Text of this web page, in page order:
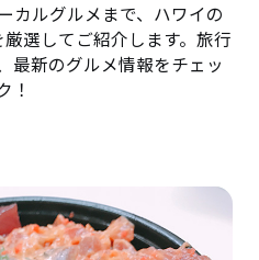
カルグルメまで、ハワイの
厳選してご紹介します。旅行
最新のグルメ情報をチェッ
！